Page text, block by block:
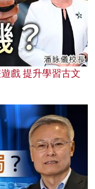
戲 提升學習古文